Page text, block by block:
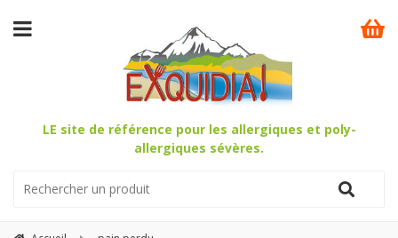
LE site de référence pour les allergiques et poly-
allergiques sévères.